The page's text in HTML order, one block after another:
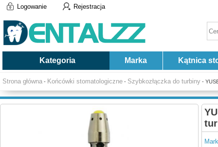
Logowanie Rejestracja
Kategoria Marka Kątnica
Strona główna - Końcówki stomatologiczne - Szybkozłączka do turbiny -